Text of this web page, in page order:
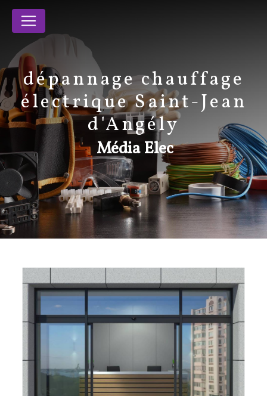
dépannage chauffage
électrique Saint-Jean
d'Angély
Média Elec
Panneau de gestion des cookies